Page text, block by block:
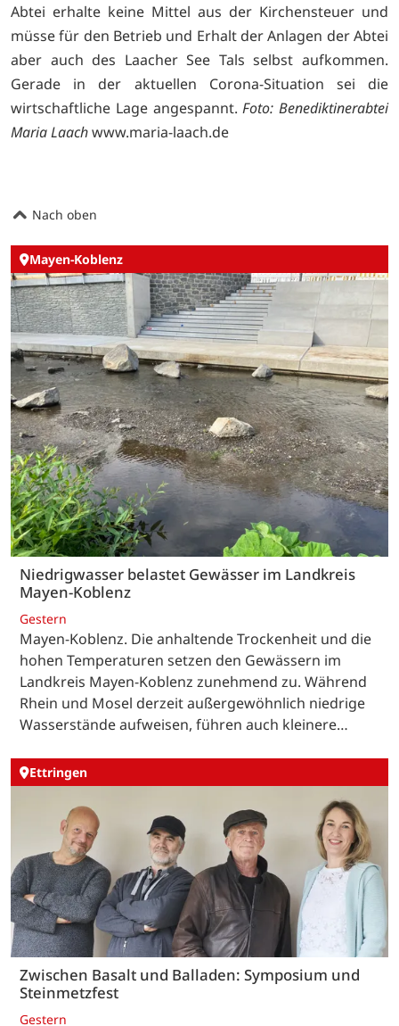
Abtei erhalte keine Mittel aus der Kirchensteuer und
müsse für den Betrieb und Erhalt der Anlagen der Abtei
aber auch des Laacher See Tals selbst aufkommen.
Gerade in der aktuellen Corona-Situation sei die
wirtschaftliche Lage angespannt.Foto: Benediktinerabtei
Maria Laachwww.maria-laach.de
Nach oben
Mayen-Koblenz
Niedrigwasser belastet Gewässer im Landkreis
Mayen-Koblenz
Gestern
Mayen-Koblenz. Die anhaltende Trockenheit und die
hohen Temperaturen setzen den Gewässern im
Landkreis Mayen-Koblenz zunehmend zu. Während
Rhein und Mosel derzeit außergewöhnlich niedrige
Wasserstände aufweisen, führen auch kleinere…
Ettringen
Zwischen Basalt und Balladen: Symposium und
Steinmetzfest
Gestern